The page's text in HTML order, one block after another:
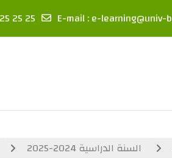
25 25 E-mail:e-learning@univ-
السنة الدراسية 2024-2025